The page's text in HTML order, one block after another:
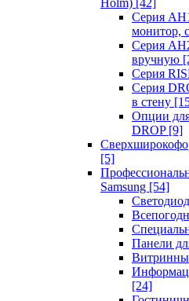
Holm) [42]
Серия
монитор,
Серия
вручную
Серия
Серия
в стену
Опции
DROP [9]
[5]
Samsung [54]
Панели
[24]